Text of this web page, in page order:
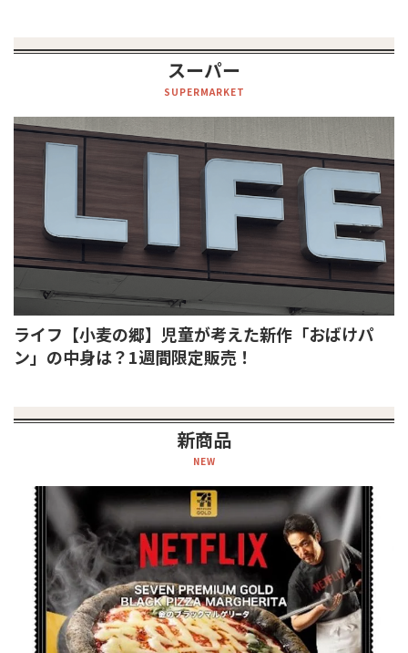
スーパー
SUPERMARKET
ライフ【小麦の郷】児童が考えた新作「おばけパ
ン」の中身は？1週間限定販売！
新商品
NEW